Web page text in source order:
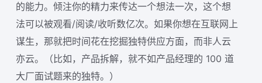
的能力。倾注你的精力来传达一个想法一次，这个想
法可以被观看/阅读/收听数亿次。如果你想在互联网上
谋生，那就把时间花在挖掘独特供应方面，而非人云
亦云。（比如，产品拆解，就不如产品经理的 100 道
大厂面试题来的独特。）